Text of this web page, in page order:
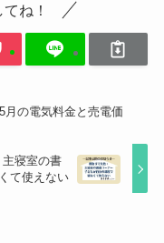
ね！
月の電気料金と売電価
主寝室の書
て使えない